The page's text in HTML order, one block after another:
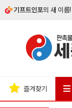
기프트인포의 새 이름!
즐겨찾기